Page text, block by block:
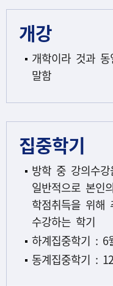
개강
개학이라 것과
말함
집중학기
방학 중 강의수
일반적으로 본인
학점취득을 위해
수강하는 학기
하계집중학기 :
동계집중학기 :